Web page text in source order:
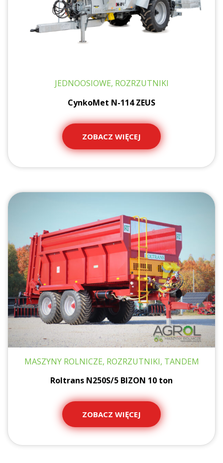
JEDNOOSIOWE, ROZRZUTNIKI
CynkoMet N-114 ZEUS
ZOBACZ WIĘCEJ
MASZYNY ROLNICZE, ROZRZUTNIKI, TANDEM
Roltrans N250S/5 BIZON 10 ton
ZOBACZ WIĘCEJ